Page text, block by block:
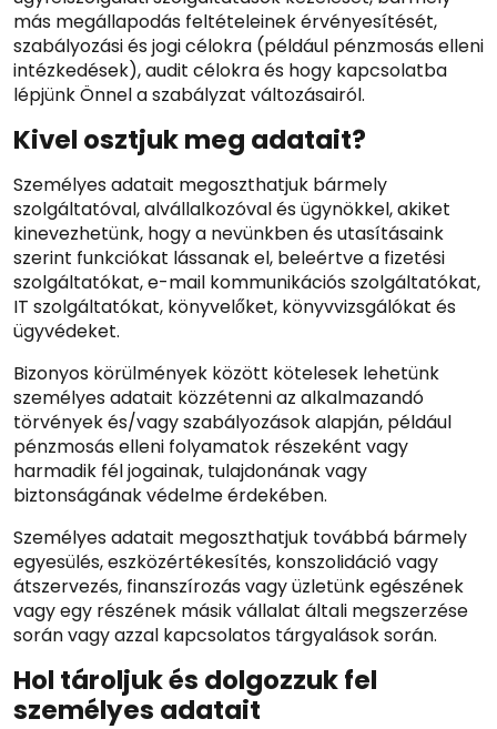
más megállapodás feltételeinek érvényesítését,
szabályozási és jogi célokra (például pénzmosás elleni
intézkedések), audit célokra és hogy kapcsolatba
lépjünk Önnel a szabályzat változásairól.
Kivel osztjuk meg adatait?
Személyes adatait megoszthatjuk bármely
szolgáltatóval, alvállalkozóval és ügynökkel, akiket
kinevezhetünk, hogy a nevünkben és utasításaink
szerint funkciókat lássanak el, beleértve a fizetési
szolgáltatókat, e-mail kommunikációs szolgáltatókat,
IT szolgáltatókat, könyvelőket, könyvvizsgálókat és
ügyvédeket.
Bizonyos körülmények között kötelesek lehetünk
személyes adatait közzétenni az alkalmazandó
törvények és/vagy szabályozások alapján, például
pénzmosás elleni folyamatok részeként vagy
harmadik fél jogainak, tulajdonának vagy
biztonságának védelme érdekében.
Személyes adatait megoszthatjuk továbbá bármely
egyesülés, eszközértékesítés, konszolidáció vagy
átszervezés, finanszírozás vagy üzletünk egészének
vagy egy részének másik vállalat általi megszerzése
során vagy azzal kapcsolatos tárgyalások során.
Hol tároljuk és dolgozzuk fel
személyes adatait